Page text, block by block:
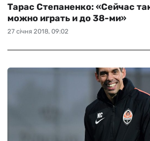
27 січня 2018, 09:02
Тарас Степаненко: «Сейчас
можно играть и до 38-ми»